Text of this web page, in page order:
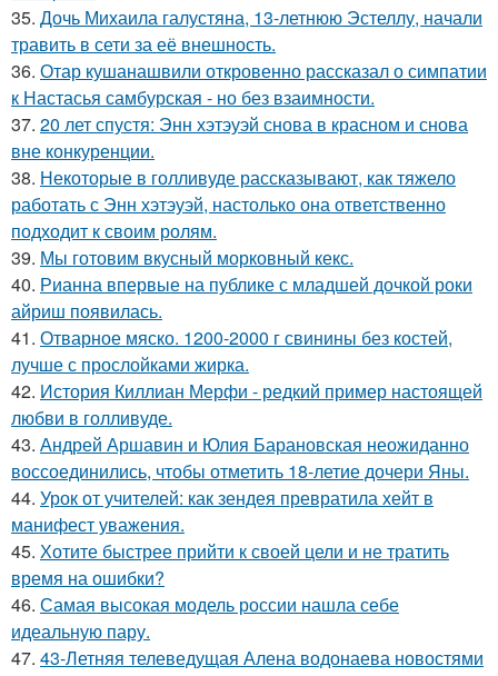
35. Дочь Михаила галустяна, 13-летнюю Эстеллу, начали
травить в сети за её внешность.
36. Отар кушанашвили откровенно рассказал о симпатии
к Настасья самбурская - но без взаимности.
37. 20 лет спустя: Энн хэтэуэй снова в красном и снова
вне конкуренции.
38. Некоторые в голливуде рассказывают, как тяжело
работать с Энн хэтэуэй, настолько она ответственно
подходит к своим ролям.
39. Мы готовим вкусный морковный кекс.
40. Рианна впервые на публике с младшей дочкой роки
айриш появилась.
41. Отварное мяско. 1200-2000 г свинины без костей,
лучше с прослойками жирка.
42. История Киллиан Мерфи - редкий пример настоящей
любви в голливуде.
43. Андрей Аршавин и Юлия Барановская неожиданно
воссоединились, чтобы отметить 18-летие дочери Яны.
44. Урок от учителей: как зендея превратила хейт в
манифест уважения.
45. Хотите быстрее прийти к своей цели и не тратить
время на ошибки?
46. Самая высокая модель россии нашла себе
идеальную пару.
47. 43-Летняя телеведущая Алена водонаева новостями